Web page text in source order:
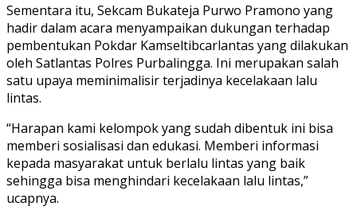
Sementara itu, Sekcam Bukateja Purwo Pramono yang
hadir dalam acara menyampaikan dukungan terhadap
pembentukan Pokdar Kamseltibcarlantas yang dilakukan
oleh Satlantas Polres Purbalingga. Ini merupakan salah
satu upaya meminimalisir terjadinya kecelakaan lalu
lintas.
“Harapan kami kelompok yang sudah dibentuk ini bisa
memberi sosialisasi dan edukasi. Memberi informasi
kepada masyarakat untuk berlalu lintas yang baik
sehingga bisa menghindari kecelakaan lalu lintas,”
ucapnya.